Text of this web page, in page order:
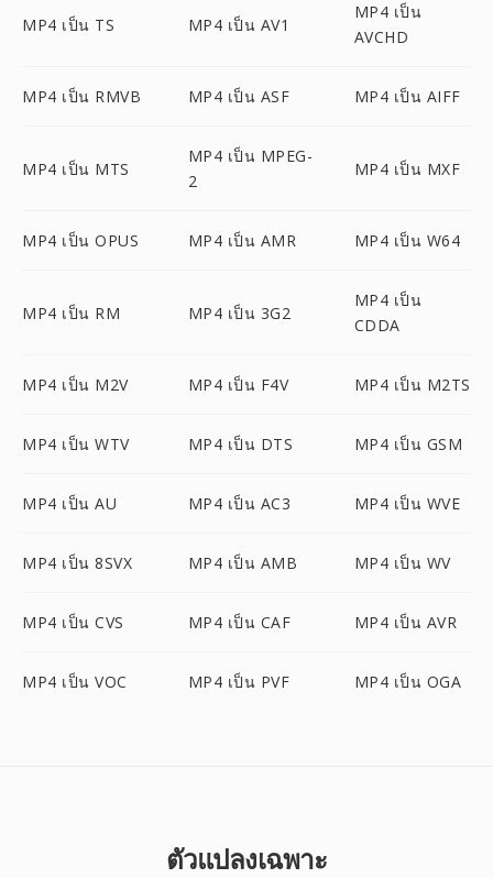
MP4 เป็น TS MP4 เป็น AV1
MP4 เป็น
AVCHD
MP4 เป็น RMVB MP4 เป็น ASF MP4 เป็น AIFF
MP4 เป็น MTS
MP4 เป็น MPEG-
2
MP4 เป็น MXF
MP4 เป็น OPUS MP4 เป็น AMR MP4 เป็น W64
MP4 เป็น RM MP4 เป็น 3G2
MP4 เป็น
CDDA
MP4 เป็น M2V MP4 เป็น F4V MP4 เป็น M2TS
MP4 เป็น WTV MP4 เป็น DTS MP4 เป็น GSM
MP4 เป็น AU MP4 เป็น AC3 MP4 เป็น WVE
MP4 เป็น 8SVX MP4 เป็น AMB MP4 เป็น WV
MP4 เป็น CVS MP4 เป็น CAF MP4 เป็น AVR
MP4 เป็น VOC MP4 เป็น PVF MP4 เป็น OGA
ตัวแปลงเฉพาะ